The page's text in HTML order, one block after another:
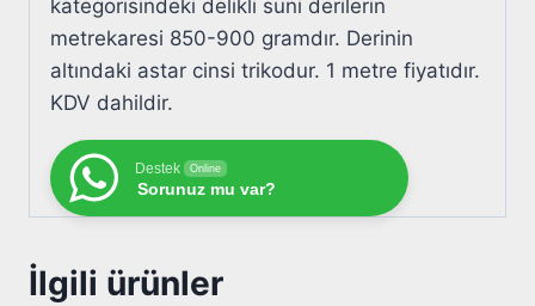
kategorisindeki delikli suni derilerin
metrekaresi 850-900 gramdır. Derinin
altındaki astar cinsi trikodur. 1 metre fiyatıdır.
KDV dahildir.
Destek Online
Sorunuz mu var?
İlgili ürünler